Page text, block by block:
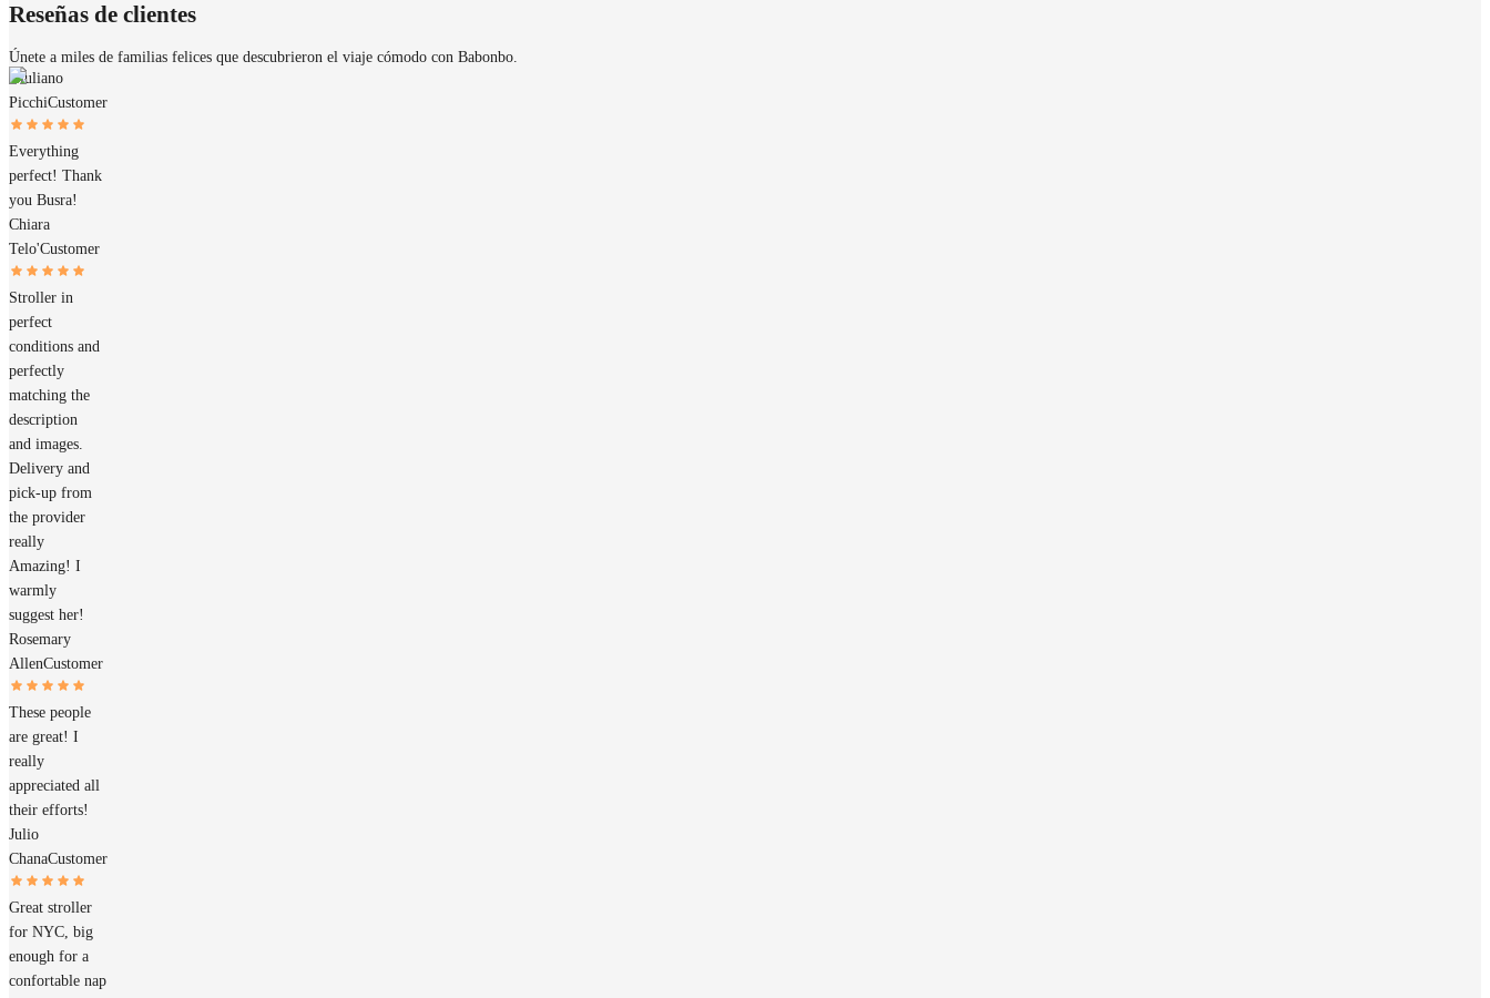
Reseñas de clientes
Únete a miles de familias felices que descubrieron el viaje cómodo con Babonbo.
Giuliano
PicchiCustomer
Everything
perfect! Thank
you Busra!
Chiara
Telo'Customer
Stroller in
perfect
conditions and
perfectly
matching the
description
and images.
Delivery and
pick-up from
the provider
really
Amazing! I
warmly
suggest her!
Rosemary
AllenCustomer
These people
are great! I
really
appreciated all
their efforts!
Julio
ChanaCustomer
Great stroller
for NYC, big
enough for a
confortable nap